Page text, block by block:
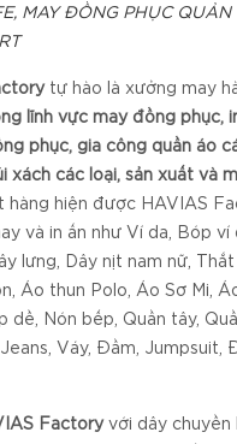
MAY ĐỒNG PHỤC QUẢN
tự hào là xưởng may
lĩnh vực may đồng phục,
phục, gia công quần áo
xách các loại, sản xuất và
hàng hiện được HAVIAS
và in ấn như Ví da, Bóp ví
lưng, Dây nịt nam nữ,
Áo thun Polo, Áo Sơ Mi,
dề, Nón bếp, Quần tây,
Jeans, Váy, Đầm, Jumpsuit,
Factoryvới dây chuyền